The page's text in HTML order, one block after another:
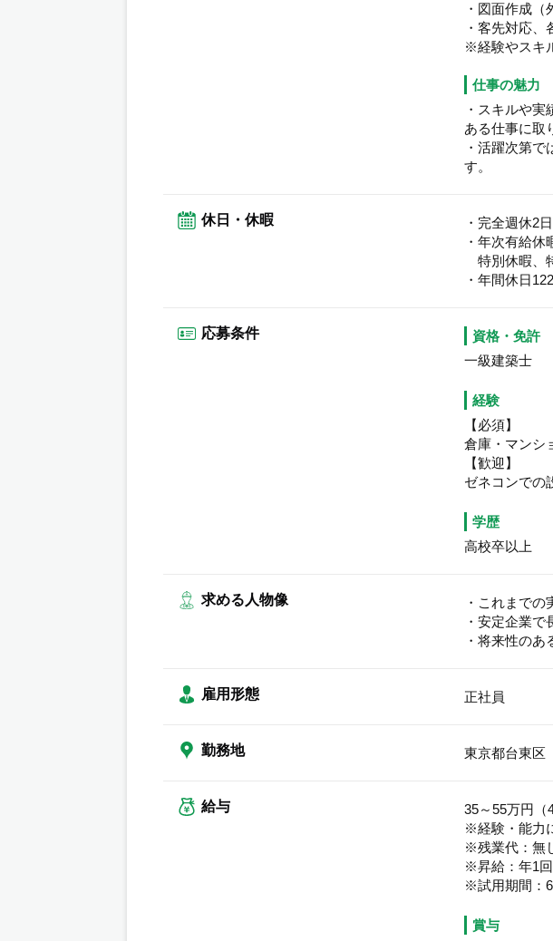
・図面作成
・客先対応、
※経験やスキ
仕事の魅力
・スキルや
ある仕事に取
・活躍次第
す。
休日・休暇
・完全週休2
・年次有給休
特別休暇、
・年間休日
応募条件
資格・免許
一級建築士
経験
【必須】
倉庫・マンシ
【歓迎】
ゼネコンでの
学歴
高校卒以上
求める人物像
・これまでの
・安定企業で
・将来性のあ
雇用形態 正社員
勤務地 東京都台東区
給与
35～55万円（
※経験・能力
※残業代：無
※昇給：年1回
※試用期間：6
賞与